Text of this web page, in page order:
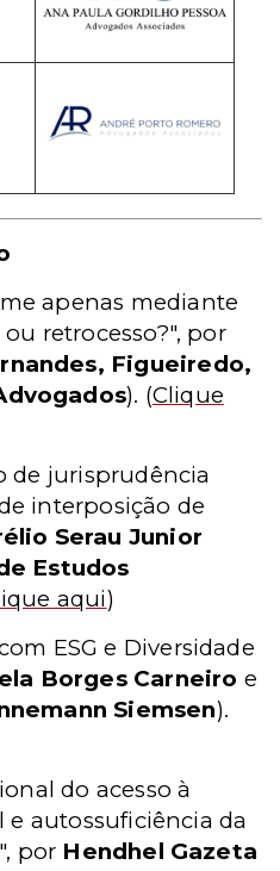
apenas mediante
retrocesso?", por
Figueiredo,
). (Clique
de jurisprudência
interposição de
Serau Junior
Estudos
aqui)
ESG e Diversidade
Borges Carneiro e
Siemsen).
do acesso à
e autossuficiência da
por Hendhel Gazeta